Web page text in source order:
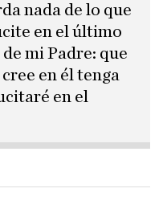
nada de lo que
en el último
mi Padre: que
en él tenga
en el